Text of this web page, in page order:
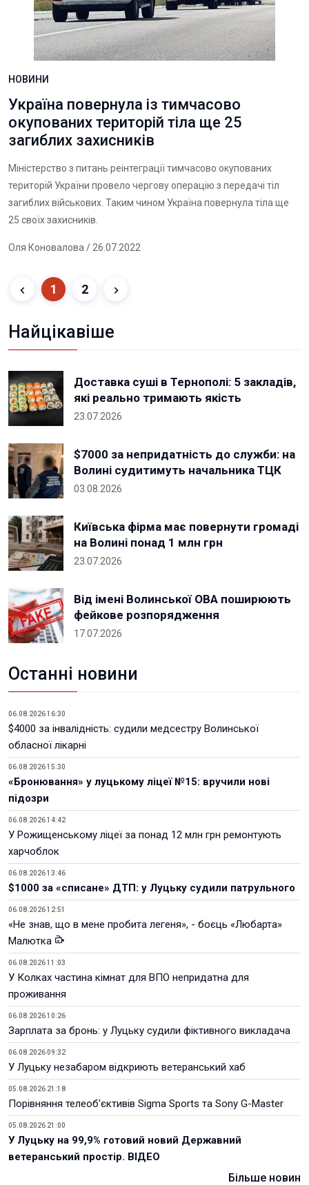
НОВИНИ
Україна повернула із тимчасово
окупованих територій тіла ще 25
загиблих захисників
Міністерство з питань реінтеграції тимчасово окупованих
територій України провело чергову операцію з передачі тіл
загиблих військових. Таким чином Україна повернула тіла ще
25 своїх захисників.
Оля Коновалова / 26.07.2022
1 2
Найцікавіше
Доставка суші в Тернополі: 5 закладів,
які реально тримають якість
23.07.2026
$7000 за непридатність до служби: на
Волині судитимуть начальника ТЦК
03.08.2026
Київська фірма має повернути громаді
на Волині понад 1 млн грн
23.07.2026
Від імені Волинської ОВА поширюють
фейкове розпорядження
17.07.2026
Останні новини
06.08.2026 16:30
$4000 за інвалідність: судили медсестру Волинської
обласної лікарні
06.08.2026 15:30
«Бронювання» у луцькому ліцеї №15: вручили нові
підозри
06.08.2026 14:42
У Рожищенському ліцеї за понад 12 млн грн ремонтують
харчоблок
06.08.2026 13:46
$1000 за «списане» ДТП: у Луцьку судили патрульного
06.08.2026 12:51
«Не знав, що в мене пробита легеня», - боєць «Любарта»
Малютка
06.08.2026 11:03
У Колках частина кімнат для ВПО непридатна для
проживання
06.08.2026 10:26
Зарплата за бронь: у Луцьку судили фіктивного викладача
06.08.2026 09:32
У Луцьку незабаром відкриють ветеранський хаб
05.08.2026 21:18
Порівняння телеоб'єктивів Sigma Sports та Sony G-Master
05.08.2026 21:00
У Луцьку на 99,9% готовий новий Державний
ветеранський простір. ВІДЕО
Більше новин